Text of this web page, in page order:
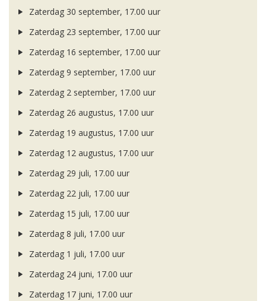
Zaterdag 30 september, 17.00 uur
Zaterdag 23 september, 17.00 uur
Zaterdag 16 september, 17.00 uur
Zaterdag 9 september, 17.00 uur
Zaterdag 2 september, 17.00 uur
Zaterdag 26 augustus, 17.00 uur
Zaterdag 19 augustus, 17.00 uur
Zaterdag 12 augustus, 17.00 uur
Zaterdag 29 juli, 17.00 uur
Zaterdag 22 juli, 17.00 uur
Zaterdag 15 juli, 17.00 uur
Zaterdag 8 juli, 17.00 uur
Zaterdag 1 juli, 17.00 uur
Zaterdag 24 juni, 17.00 uur
Zaterdag 17 juni, 17.00 uur